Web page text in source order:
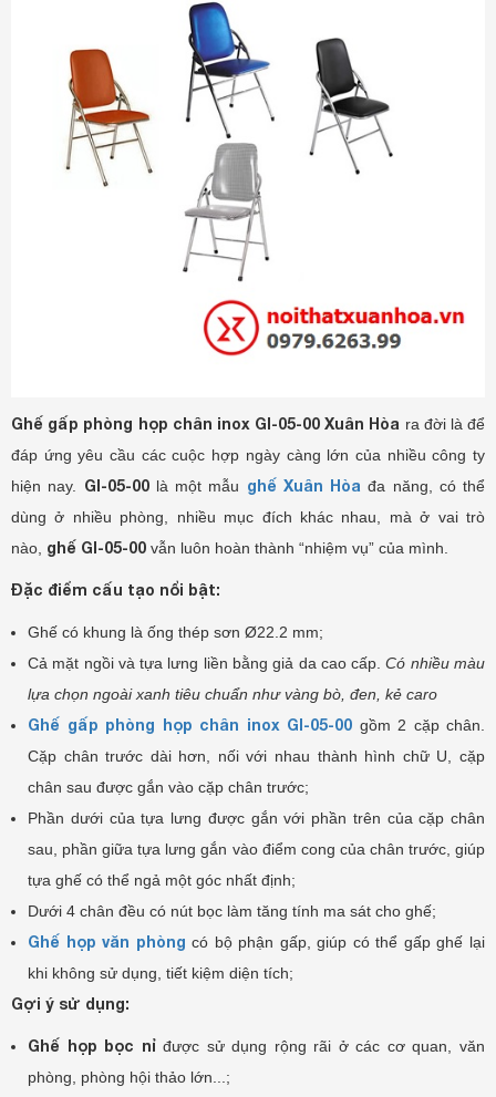
Ghế gấp phòng họp chân inox GI-05-00 Xuân Hòa ra đời là để
đáp ứng yêu cầu các cuộc hợp ngày càng lớn của nhiều công ty
hiện nay. GI-05-00là một mẫu ghế Xuân Hòa đa năng, có thể
dùng ở nhiều phòng, nhiều mục đích khác nhau, mà ở vai trò
nào, ghế GI-05-00 vẫn luôn hoàn thành “nhiệm vụ” của mình.
Đặc điểm cấu tạo nổi bật:
Ghế có khung là ống thép sơn Ø22.2 mm;
Cả mặt ngồi và tựa lưng liền bằng giả da cao cấp.Có nhiều màu
lựa chọn ngoài xanh tiêu chuẩn như vàng bò, đen, kẻ caro
Ghế gấp phòng họp chân inox GI-05-00 gồm 2 cặp chân.
Cặp chân trước dài hơn, nối với nhau thành hình chữ U, cặp
chân sau được gắn vào cặp chân trước;
Phần dưới của tựa lưng được gắn với phần trên của cặp chân
sau, phần giữa tựa lưng gắn vào điểm cong của chân trước, giúp
tựa ghế có thể ngả một góc nhất định;
Dưới 4 chân đều có nút bọc làm tăng tính ma sát cho ghế;
Ghế họp văn phòng có bộ phận gấp, giúp có thể gấp ghế lại
khi không sử dụng, tiết kiệm diện tích;
Gợi ý sử dụng:
Ghế họp bọc nỉđược sử dụng rộng rãi ở các cơ quan, văn
phòng, phòng hội thảo lớn...;